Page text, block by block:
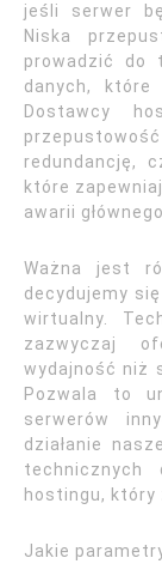
jeśli serwer
Niska
prowadzić do
danych, które
Dostawcy
redundancję,
które
awarii głównego
Ważna jest
decydujemy
wirtualny.
zazwyczaj
wydajność niż
Pozwala to
serwerów
działanie
technicznych
hostingu, który
Jakie